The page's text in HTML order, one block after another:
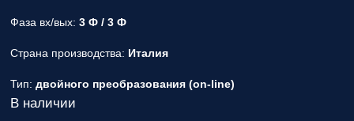
Фаза вх/вых: 3 Ф / 3 Ф
Страна производства: Италия
Тип: двойного преобразования (on-line)
В наличии